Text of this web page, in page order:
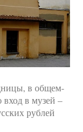
в общем-
вход в музей –
рублей